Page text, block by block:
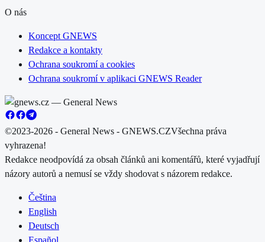
O nás
Koncept GNEWS
Redakce a kontakty
Ochrana soukromí a cookies
Ochrana soukromí v aplikaci GNEWS Reader
©2023-2026 - General News - GNEWS.CZVšechna práva
vyhrazena!
Redakce neodpovídá za obsah článků ani komentářů, které vyjadřují
názory autorů a nemusí se vždy shodovat s názorem redakce.
Čeština
English
Deutsch
Español